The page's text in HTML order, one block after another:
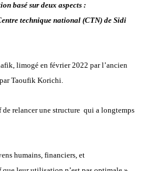
basé sur deux aspects :
technique national (CTN) de Sidi
limogé en février 2022 par l’ancien
Taoufik Korichi.
relancer une structure qui a longtemps
humains, financiers, et